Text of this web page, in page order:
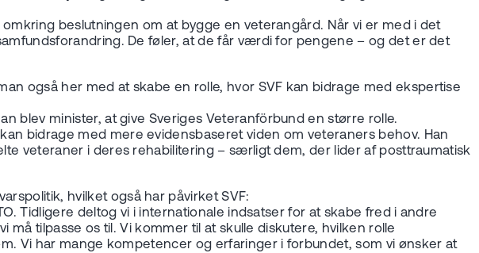
beslutningen om at bygge en veterangård. Når vi er med i det
De føler, at de får værdi for pengene – og det er det
også her med at skabe en rolle, hvor SVF kan bidrage med ekspertise
blev minister, at give Sveriges Veteranförbund en større rolle.
bidrage med mere evidensbaseret viden om veteraners behov. Han
veteraner i deres rehabilitering – særligt dem, der lider af posttraumatisk
hvilket også har påvirket SVF:
Tidligere deltog vi i internationale indsatser for at skabe fred i andre
tilpasse os til. Vi kommer til at skulle diskutere, hvilken rolle
Vi har mange kompetencer og erfaringer i forbundet, som vi ønsker at